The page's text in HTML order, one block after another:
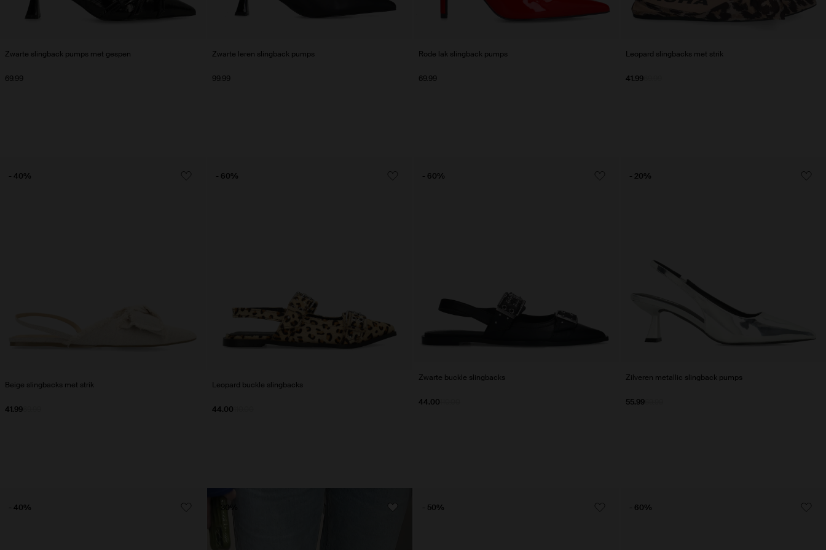
Zwarte slingback pumps met gespen
69.99
Zwarte leren slingback pumps
99.99
Rode lak slingback pumps
69.99
Leopard slingbacks met strik
69.99
41.99
Beige slingbacks met strik
41.99
- 40%
Leopard buckle slingbacks
44.00
- 60%
Zwarte buckle slingbacks
44.00
- 60%
Zilveren metallic slingback pumps
69.99
55.99
- 20%
- 40% - 30% - 50% - 60%